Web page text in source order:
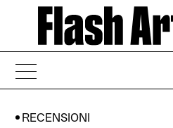
RECENSIONI